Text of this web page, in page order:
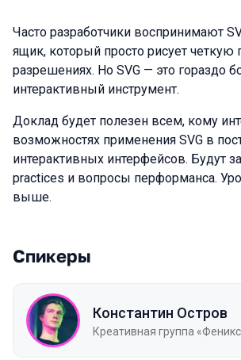
Часто разработчики воспринимают
ящик, который просто рисует четкую
разрешениях. Но SVG — это гораздо
интерактивный инструмент.
Доклад будет полезен всем, кому
возможностях применения SVG в
интерактивных интерфейсов. Будут
practices и вопросы перформанса.
выше.
Спикеры
Константин Остров
Креативная группа